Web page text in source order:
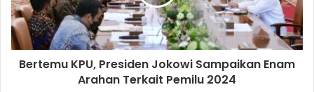
Bertemu KPU, Presiden Jokowi Sampaikan Enam
Arahan Terkait Pemilu 2024